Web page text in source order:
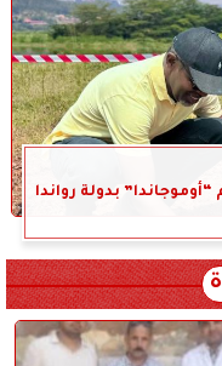
بدولة رواندا